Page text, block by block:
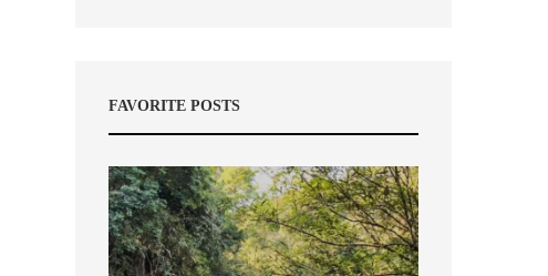
FAVORITE POSTS